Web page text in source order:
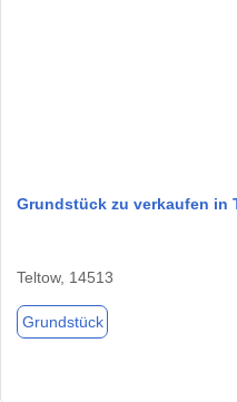
Grundstück zu verkaufen in
Teltow, 14513
Grundstück